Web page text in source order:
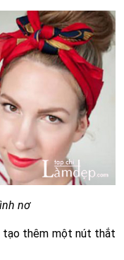
nơ
tạo thêm một nút thắt